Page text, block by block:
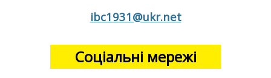
ibc1931@ukr.net
Соціальні мережі